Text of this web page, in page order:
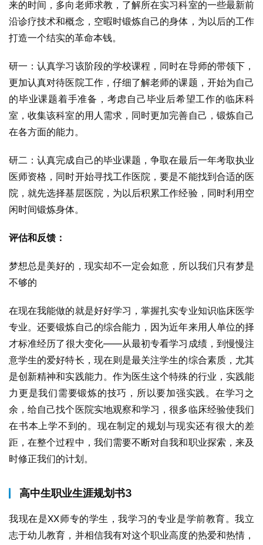
来的时间，多向老师求教，了解所在实习科室的一些最新前
沿诊疗技术和概念，空暇时锻炼自己的身体，为以后的工作
打造一个结实的革命本钱。
研一：认真学习该阶段的学校课程，同时在导师的带领下，
更加认真对待医院工作，仔细了解老师的课题，开始为自己
的毕业课题着手准备，考虑自己毕业后希望工作的临床科
室，收集该科室的用人需求，同时更加完善自己，锻炼自己
在各方面的能力。
研二：认真完成自己的毕业课题，争取在最后一年考取执业
医师资格，同时开始寻找工作医院，要是不能找到合适的医
院，就先选择基层医院，为以后积累工作经验，同时利用空
闲时间锻炼身体。
评估和反馈：
梦想总是美好的，现实却不一定会如意，所以我们只有梦是
不够的
在现在我能做的就是好好学习，掌握扎实专业知识临床医学
专业。还要锻炼自己的综合能力，因为近年来用人单位的择
才标准经历了很大变化——从最初专看学习成绩，到慢慢注
意学生的爱好特长，现在则是最关注学生的综合素质，尤其
是创新精神和实践能力。作为医生这个特殊的行业，实践能
力更是我们需要锻炼的技巧，所以要加强实践。在学习之
余，给自己找个医院实地观察和学习，很多临床经验使我们
在书本上学不到的。现在制定的规划与现实还有很大的差
距，在整个过程中，我们需要不断对自我和职业探索，来及
时修正我们的计划。
高中生职业生涯规划书3
我现在是XX师专的学生，我学习的专业是学前教育。我立
志于幼儿教育，并相信我有对这个职业高度的热爱和热情，